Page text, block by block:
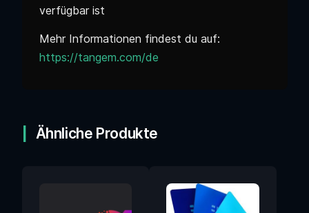
verfügbar ist
Mehr Informationen findest du auf:
https://tangem.com/de
Ähnliche Produkte